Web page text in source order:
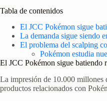
Tabla de contenidos
El JCC Pokémon sigue
La demanda sigue siendo
El problema del scalping
Pokémon estudia
El JCC Pokémon sigue batiendo
La impresión de 10.000 millones
productos relacionados con